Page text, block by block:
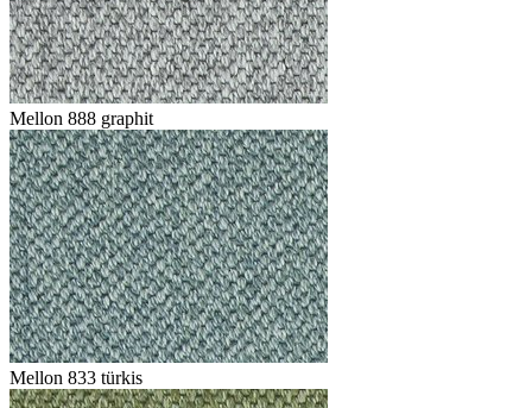
Mellon 888 graphit
Mellon 833 türkis